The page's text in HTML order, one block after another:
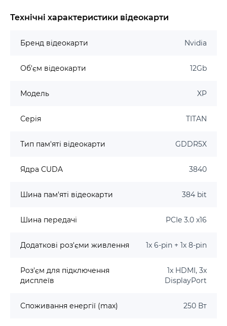
Технічні характеристики відеокарти
Бренд відеокарти Nvidia
Об'єм відеокарти 12Gb
Модель XP
Серія TITAN
Тип пам'яті відеокарти GDDR5X
Ядра CUDA 3840
Шина пам'яті відеокарти 384 bit
Шина передачі PCIe 3.0 x16
Додаткові роз'єми живлення 1x 6-pin + 1x 8-pin
Роз'єм для підключення
дисплеїв
1x HDMI, 3x
DisplayPort
Споживання енергії (max) 250 Вт